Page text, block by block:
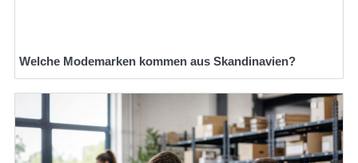
Welche Modemarken kommen aus Skandinavien?